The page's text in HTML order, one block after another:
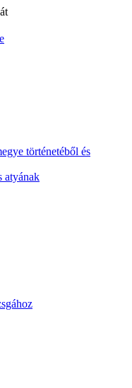
történetéből és
atyának